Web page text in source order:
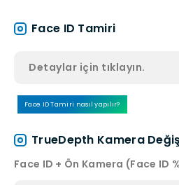
Face ID Tamiri
Detaylar için tıklayın.
Face ID Tamiri nasıl yapılır?
TrueDepth Kamera
Face ID + Ön Kamera (Face ID